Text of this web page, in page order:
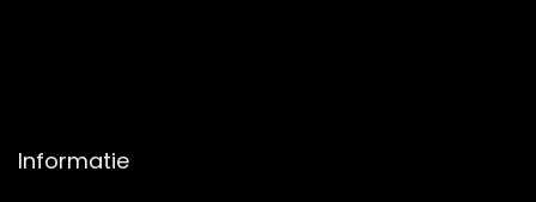
Informatie